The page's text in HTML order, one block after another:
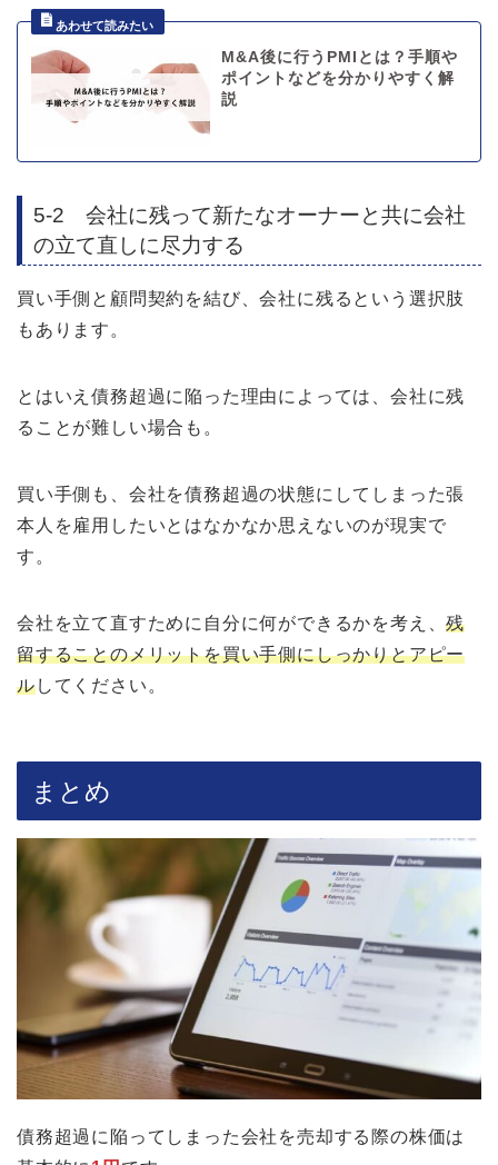
M&A後に行うPMIとは？手順や
ポイントなどを分かりやすく解
説
5-2 会社に残って新たなオーナーと共に会社
の立て直しに尽力する
買い手側と顧問契約を結び、会社に残るという選択肢
もあります。
とはいえ債務超過に陥った理由によっては、会社に残
ることが難しい場合も。
買い手側も、会社を債務超過の状態にしてしまった張
本人を雇用したいとはなかなか思えないのが現実で
す。
会社を立て直すために自分に何ができるかを考え、残
留することのメリットを買い手側にしっかりとアピー
ルしてください。
まとめ
債務超過に陥ってしまった会社を売却する際の株価は